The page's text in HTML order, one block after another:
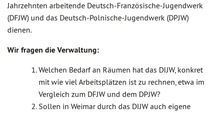
Jahrzehnten arbeitende Deutsch-Französische-Jugendwerk
(DFJW) und das Deutsch-Polnische-Jugendwerk (DPJW)
dienen.
Wir fragen die Verwaltung:
Welchen Bedarf an Räumen hat das DIJW, konkret
mit wie viel Arbeitsplätzen ist zu rechnen, etwa im
Vergleich zum DFJW und dem DPJW?
Sollen in Weimar durch das DIJW auch eigene